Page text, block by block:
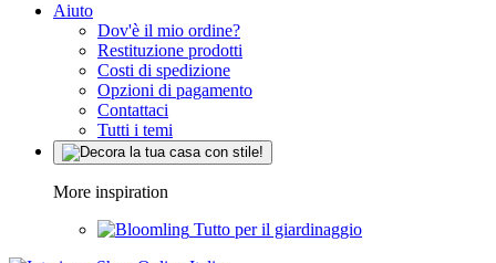
Aiuto
Dov'è il mio ordine?
Restituzione prodotti
Costi di spedizione
Opzioni di pagamento
Contattaci
Tutti i temi
More inspiration
Tutto per il giardinaggio